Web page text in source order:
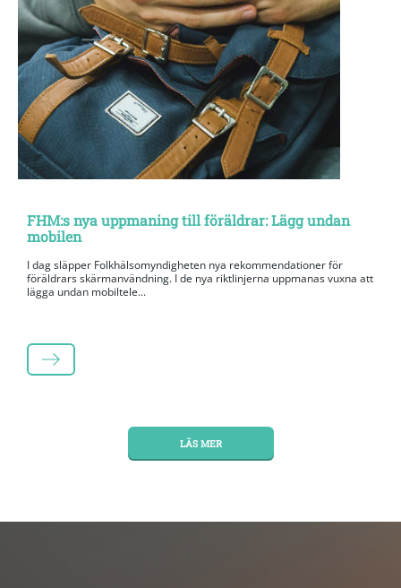
FHM:s nya uppmaning till föräldrar: Lägg undan
mobilen
I dag släpper Folkhälsomyndigheten nya rekommendationer för
föräldrars skärmanvändning. I de nya riktlinjerna uppmanas vuxna att
lägga undan mobiltele...
LÄS MER
LÄS MER